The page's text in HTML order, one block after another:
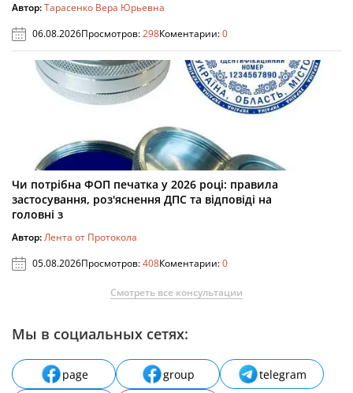
Автор:Тарасенко Вера Юрьевна
06.08.2026Просмотров:298Коментарии:0
Чи потрібна ФОП печатка у 2026 році: правила
застосування, роз'яснення ДПС та відповіді на
головні з
Автор:Лента от Протокола
05.08.2026Просмотров:408Коментарии:0
Смотреть все консультации
Мы в социальных сетях:
page group
telegram